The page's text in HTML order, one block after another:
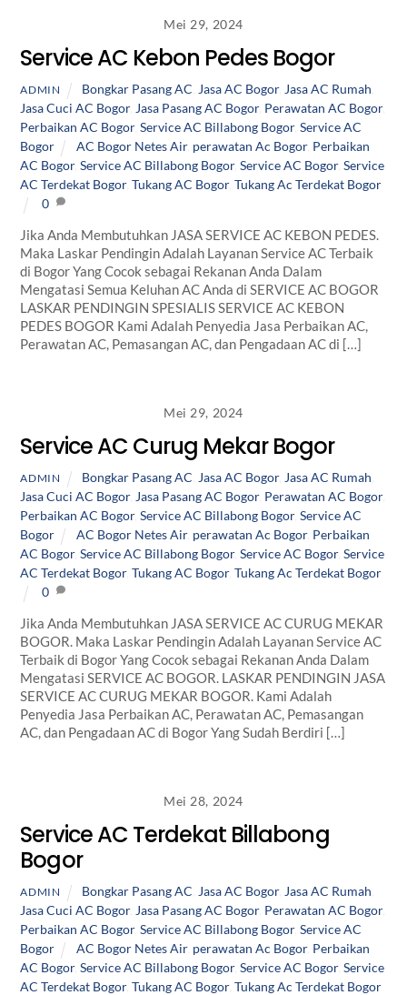
Mei 29, 2024
Service AC Kebon Pedes Bogor
ADMIN Bongkar Pasang AC Jasa AC Bogor, Jasa AC Rumah
Jasa Cuci AC Bogor, Jasa Pasang AC Bogor, Perawatan AC Bogor,
Perbaikan AC Bogor,Service AC Billabong Bogor,Service AC
Bogor
AC Bogor Netes Air, perawatan Ac Bogor, Perbaikan
AC Bogor,Service AC Billabong Bogor,Service AC Bogor,Service
AC Terdekat Bogor,Tukang AC Bogor,Tukang Ac Terdekat Bogor
0
Jika Anda Membutuhkan JASA SERVICE AC KEBON PEDES.
Maka Laskar Pendingin Adalah Layanan Service AC Terbaik
di Bogor Yang Cocok sebagai Rekanan Anda Dalam
Mengatasi Semua Keluhan AC Anda di SERVICE AC BOGOR
LASKAR PENDINGIN SPESIALIS SERVICE AC KEBON
PEDES BOGOR Kami Adalah Penyedia Jasa Perbaikan AC,
Perawatan AC, Pemasangan AC, dan Pengadaan AC di […]
Mei 29, 2024
Service AC Curug Mekar Bogor
ADMIN Bongkar Pasang AC Jasa AC Bogor, Jasa AC Rumah
Jasa Cuci AC Bogor, Jasa Pasang AC Bogor, Perawatan AC Bogor,
Perbaikan AC Bogor,Service AC Billabong Bogor,Service AC
Bogor
AC Bogor Netes Air, perawatan Ac Bogor, Perbaikan
AC Bogor,Service AC Billabong Bogor,Service AC Bogor,Service
AC Terdekat Bogor,Tukang AC Bogor,Tukang Ac Terdekat Bogor
0
Jika Anda Membutuhkan JASA SERVICE AC CURUG MEKAR
BOGOR. Maka Laskar Pendingin Adalah Layanan Service AC
Terbaik di Bogor Yang Cocok sebagai Rekanan Anda Dalam
Mengatasi SERVICE AC BOGOR. LASKAR PENDINGIN JASA
SERVICE AC CURUG MEKAR BOGOR. Kami Adalah
Penyedia Jasa Perbaikan AC, Perawatan AC, Pemasangan
AC, dan Pengadaan AC di Bogor Yang Sudah Berdiri […]
Mei 28, 2024
Service AC Terdekat Billabong
Bogor
ADMIN Bongkar Pasang AC Jasa AC Bogor, Jasa AC Rumah
Jasa Cuci AC Bogor, Jasa Pasang AC Bogor, Perawatan AC Bogor,
Perbaikan AC Bogor,Service AC Billabong Bogor,Service AC
Bogor
AC Bogor Netes Air, perawatan Ac Bogor, Perbaikan
AC Bogor,Service AC Billabong Bogor,Service AC Bogor,Service
AC Terdekat Bogor,Tukang AC Bogor,Tukang Ac Terdekat Bogor